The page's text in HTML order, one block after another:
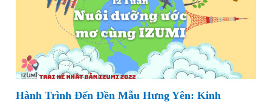
Hành Trình Đến Đền Mẫu Hưng Yên: Kinh